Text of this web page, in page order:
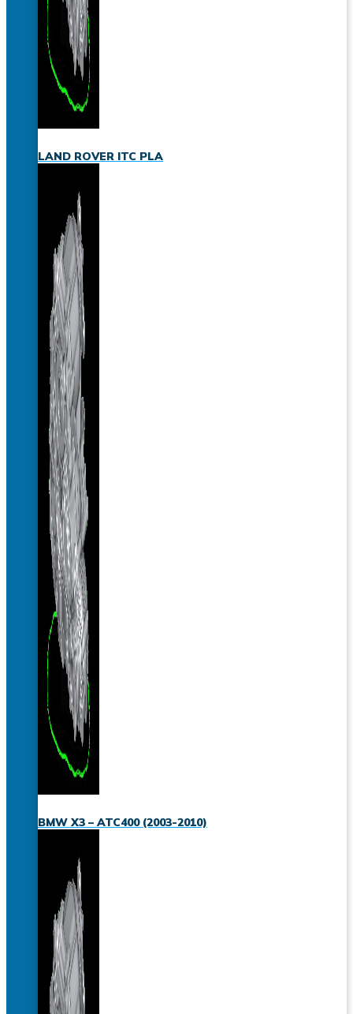
LAND ROVER ITC PLA
BMW X3 – ATC400 (2003-2010)